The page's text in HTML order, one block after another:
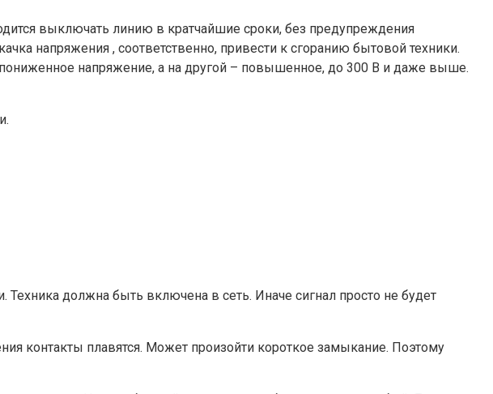
выключать линию в кратчайшие сроки, без предупреждения
напряжения , соответственно, привести к сгоранию бытовой техники.
напряжение, а на другой – повышенное, до 300 В и даже выше.
должна быть включена в сеть. Иначе сигнал просто не будет
контакты плавятся. Может произойти короткое замыкание. Поэтому